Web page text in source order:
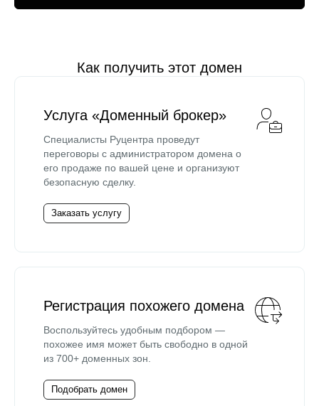
Как получить этот домен
Услуга «Доменный брокер»
Специалисты Руцентра проведут
переговоры с администратором домена о
его продаже по вашей цене и организуют
безопасную сделку.
Заказать услугу
Регистрация похожего домена
Воспользуйтесь удобным подбором —
похожее имя может быть свободно в одной
из 700+ доменных зон.
Подобрать домен